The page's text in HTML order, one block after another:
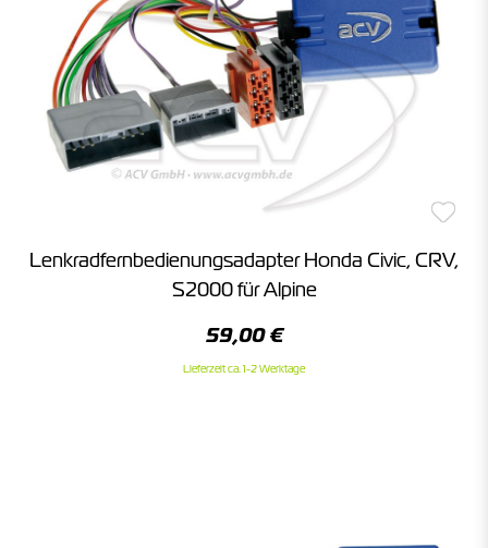
Lenkradfernbedienungsadapter Honda Civic, CRV,
S2000 für Alpine
59,00 €
Lieferzeit ca. 1-2 Werktage